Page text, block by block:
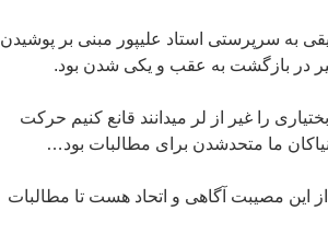
به سرپرستی استاد علیپور مبنی بر پوشیدن
در بازگشت به عقب و یکی شدن بود.
را غیر از لر میدانند قانع کنیم حرکت
ما متحدشدن برای مطالبات بود…
از این مصیبت آگاهی و اتحاد هست تا مطالبات